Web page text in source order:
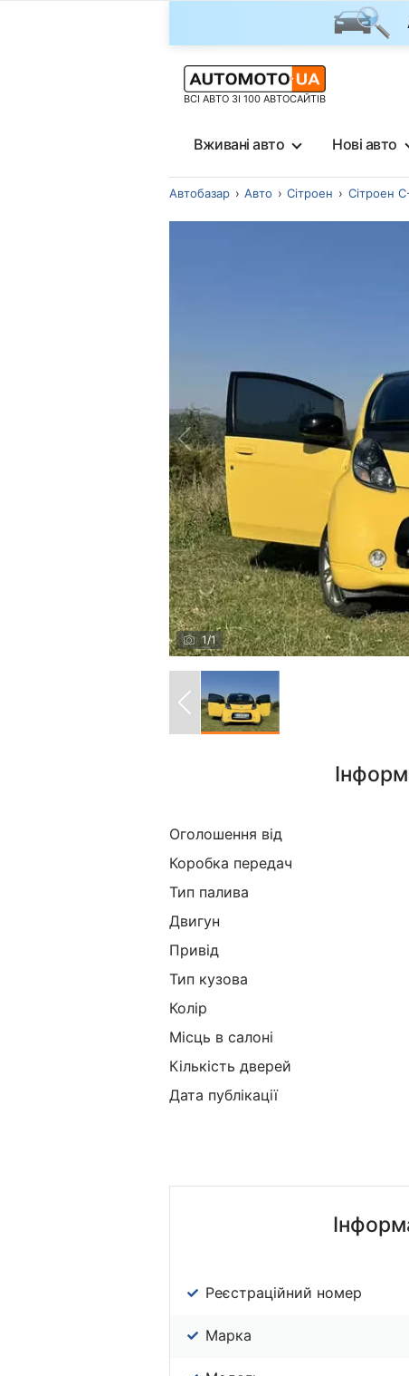
ВСІ АВТО ЗІ 100 АВТОСАЙТІВ
Вживані авто Нові авто
Автобазар Авто Сітроен Сітроен
1 /1
Оголошення від
Коробка передач
Тип палива
Двигун
Привід
Тип кузова
Колір
Місць в салоні
Кількість дверей
Дата публікації
Реєстраційний номер
Марка